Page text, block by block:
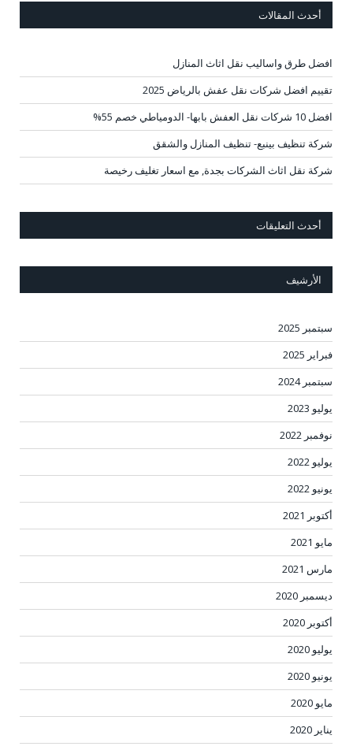
أحدث المقالات
افضل طرق واساليب نقل اثاث المنازل
تقييم افضل شركات نقل عفش بالرياض 2025
افضل 10 شركات نقل العفش بابها- الدومياطي خصم 55%
شركة تنظيف بينبع- تنظيف المنازل والشقق
شركة نقل اثاث الشركات بجدة, مع اسعار تغليف رخيصة
أحدث التعليقات
الأرشيف
سبتمبر 2025
فبراير 2025
سبتمبر 2024
يوليو 2023
نوفمبر 2022
يوليو 2022
يونيو 2022
أكتوبر 2021
مايو 2021
مارس 2021
ديسمبر 2020
أكتوبر 2020
يوليو 2020
يونيو 2020
مايو 2020
يناير 2020